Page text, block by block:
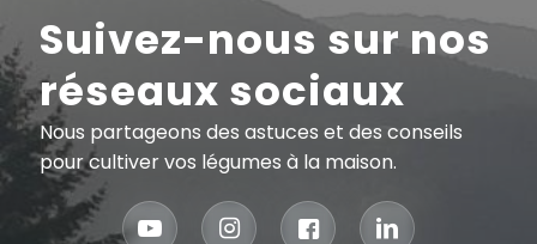
Suivez-nous sur nos
réseaux sociaux
Nous partageons des astuces et des conseils
pour cultiver vos légumes à la maison.